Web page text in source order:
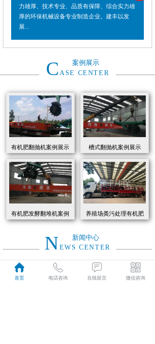
力雄厚、技术专业、品质有保障、综合实力雄
厚的环保机械设备专业制造企业。建丰以发
展...
案例展示
C ASE CENTER
有机肥翻抛机案例展示 槽式翻抛机案例展示
有机肥发酵翻堆机案例
展示
养殖场粪污处理有机肥
发酵罐 履带式有机肥翻
新闻中心
N EWS CENTER
2026
首页 电话咨询 在线留言 微信咨询